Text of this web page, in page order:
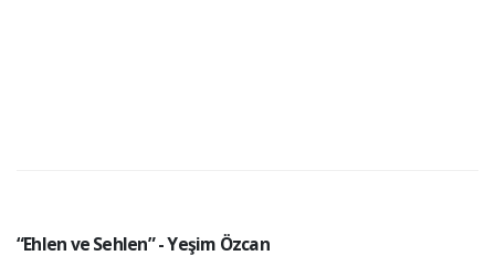
“Ehlen ve Sehlen” - Yeşim Özcan